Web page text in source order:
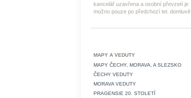
kancelář uzavřena a osobní převzetí je
možno pouze po předchozí tel. domluvě
MAPY A VEDUTY
MAPY ČECHY, MORAVA, A SLEZSKO
ČECHY VEDUTY
MORAVA VEDUTY
PRAGENSIE 20. STOLETÍ